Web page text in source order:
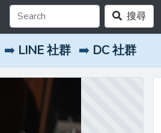
搜尋
➡️ LINE 社群 ➡️ DC 社群